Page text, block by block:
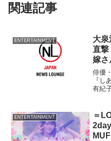
関連記事
ENTERTAINMENT
大泉
直撃
嫁さ
俳優
『し
有紀
た。
浦に
ENTERTAINMENT
＝